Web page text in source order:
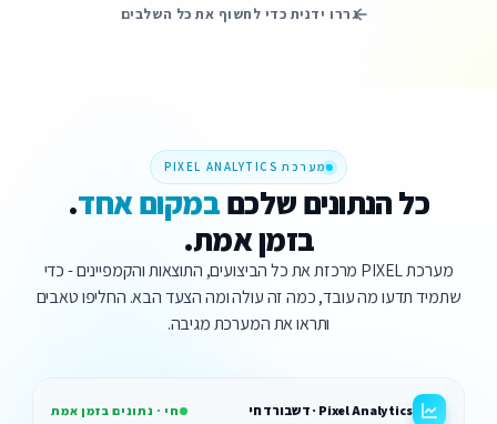
גררו ידנית כדי לחשוף את כל השלבים
מערכת PIXEL ANALYTICS
כל הנתונים שלכםבמקום אחד.
בזמן אמת.
מערכת PIXEL מרכזת את כל הביצועים, התוצאות והקמפיינים - כדי
שתמיד תדעו מה עובד, כמה זה עולה ומה הצעד הבא. החליפו טאבים
ותראו את המערכת מגיבה.
Pixel Analytics · דשבורד חי חי · נתונים בזמן אמת